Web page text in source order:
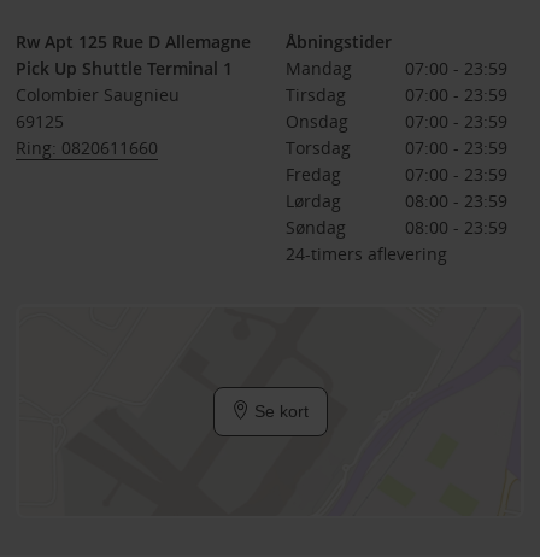
Rw Apt 125 Rue D Allemagne
Pick Up Shuttle Terminal 1
Colombier Saugnieu
69125
Ring: 0820611660
Åbningstider
Mandag
07:00 - 23:59
Tirsdag
07:00 - 23:59
Onsdag
07:00 - 23:59
Torsdag
07:00 - 23:59
Fredag
07:00 - 23:59
Lørdag
08:00 - 23:59
Søndag
08:00 - 23:59
24-timers aflevering
Se kort